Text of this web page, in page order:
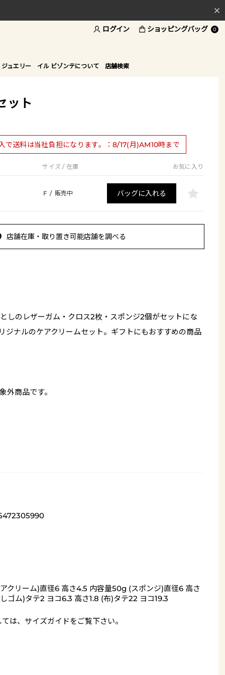
ログイン ショッピングバッグ 0
ュエリー イル ビゾンテについて 店舗検索
ット
で送料は当社負担になります。：8/17(月)AM10時まで
サイズ / 在庫 お気に入り
F / 販売中 バッグに入れる
店舗在庫・取り置き可能店舗を調べる
しのレザーガム・クロス2枚・スポンジ2個がセットにな
ジナルのケアクリームセット。ギフトにもおすすめの商品
外商品です。
クリーム)直径6 高さ4.5 内容量50g (スポンジ)直径6 高さ
ゴム)タテ2 ヨコ6.3 高さ1.8 (布)タテ22 ヨコ19.3
は、 サイズガイドをご覧下さい。